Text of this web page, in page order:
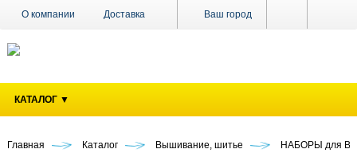
Ваш город
О компании Доставка
Акции
КАТАЛОГ ▼
Главная Каталог Вышивание, шитье НАБОРЫ для